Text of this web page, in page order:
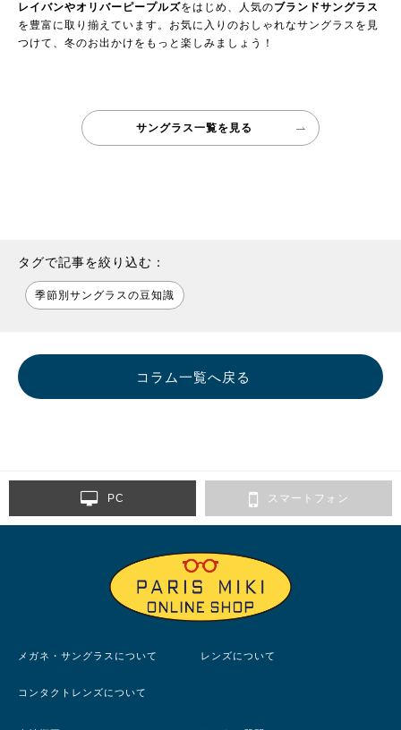
レイバンやオリバーピープルズをはじめ、人気のブランドサングラス
を豊富に取り揃えています。お気に入りのおしゃれなサングラスを見
つけて、冬のお出かけをもっと楽しみましょう！
サングラス一覧を見る
タグで記事を絞り込む：
季節別サングラスの豆知識
コラム一覧へ戻る
PC スマートフォン
メガネ・サングラスについて レンズについて
コンタクトレンズについて